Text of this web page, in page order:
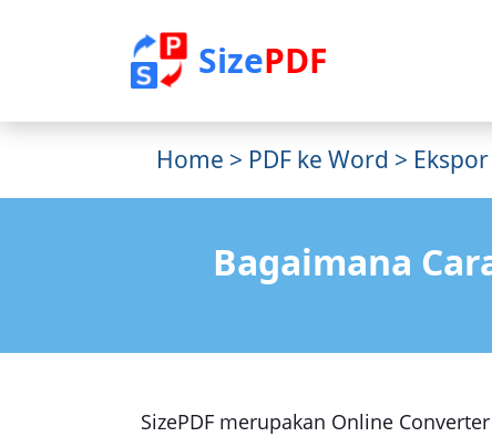
SizePDF
Home > PDF ke Word >
Bagaimana
SizePDF merupakan Online